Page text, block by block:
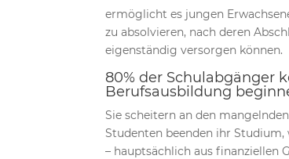
ermöglicht es jungen
zu absolvieren, nach deren
eigenständig versorgen können.
80% der Schulabgänger
Berufsausbildung
Sie scheitern an den
Studenten beenden ihr
– hauptsächlich aus finanziellen